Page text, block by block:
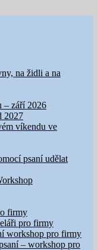
na židli a na
– září 2026
2027
víkendu ve
psaní udělat
firmy
pro firmy
workshop pro firmy
– workshop pro